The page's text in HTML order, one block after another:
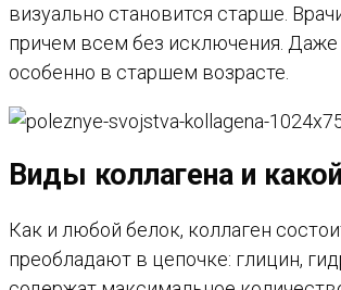
визуально становится старше.
причем всем без исключения.
особенно в старшем возрасте.
Виды коллагена и
Как и любой белок, коллаген
преобладают в цепочке: глицин,